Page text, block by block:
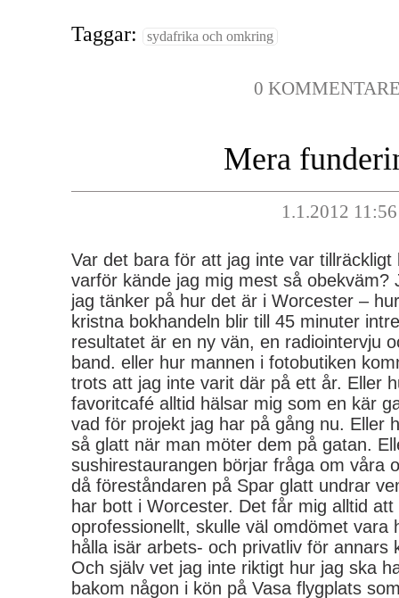
Taggar: sydafrika och omkring
0
Mera
1.1.2012 11:56
Var det bara för att jag inte var tillräckligt
varför kände jag mig mest så obekväm?
jag tänker på hur det är i Worcester –
kristna bokhandeln blir till 45 minuter
resultatet är en ny vän, en radiointervju
band. eller hur mannen i fotobutiken
trots att jag inte varit där på ett år. Eller
favoritcafé alltid hälsar mig som en kär
vad för projekt jag har på gång nu. Eller
så glatt när man möter dem på gatan.
sushirestaurangen börjar fråga om våra
då föreståndaren på Spar glatt undrar
har bott i Worcester. Det får mig alltid
oprofessionellt, skulle väl omdömet vara
hålla isär arbets- och privatliv för annars
Och själv vet jag inte riktigt hur jag ska
bakom någon i kön på Vasa flygplats